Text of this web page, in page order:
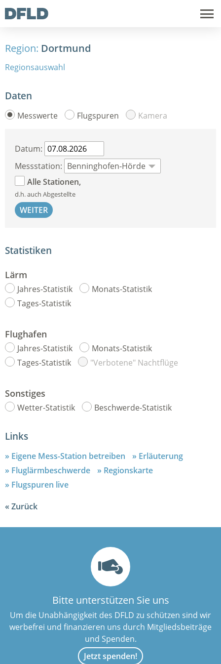
Region: Dortmund
Regionsauswahl
Daten
Messwerte Flugspuren Kamera
Datum:
Messstation:
Alle Stationen,
d.h. auch Abgestellte
WEITER
Statistiken
Lärm
Jahres-Statistik
Monats-Statistik
Tages-Statistik
Flughafen
Jahres-Statistik
Monats-Statistik
Tages-Statistik
"Verbotene" Nachtflüge
Sonstiges
Wetter-Statistik Beschwerde-Statistik
Links
Eigene Mess-Station betreiben
Erläuterung
Fluglärmbeschwerde
Regionskarte
Flugspuren live
Zurück
Bitte unterstützen Sie uns
Um die Unabhängigkeit des DFLD zu schützen sind wir
werbefrei und finanzieren uns durch Mitgliedsbeiträge
und Spenden.
Jetzt spenden!